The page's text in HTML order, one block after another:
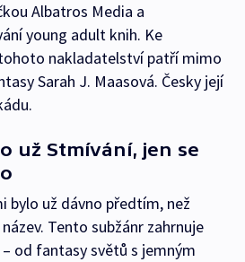
Albatros Media a
young adult knih. Ke
nakladatelství patří mimo
Sarah J. Maasová. Česky její
už Stmívání, jen se
bylo už dávno předtím, než
Tento subžánr zahrnuje
od fantasy světů s jemným